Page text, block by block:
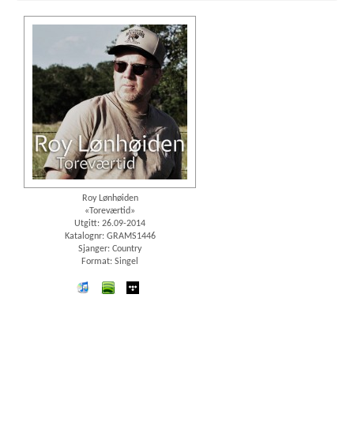
Roy Lønhøiden
«Toreværtid»
Utgitt: 26.09-2014
Katalognr: GRAMS1446
Sjanger: Country
Format: Singel
iTunes spotify